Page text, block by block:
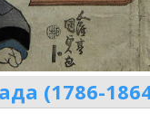
(1786-